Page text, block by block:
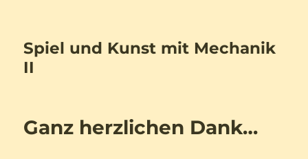
Spiel und Kunst mit Mechanik
II
Ganz herzlichen Dank…